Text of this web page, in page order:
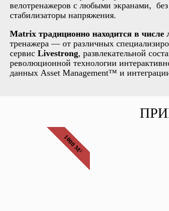
велотренажеров с любыми экранами, без
стабилизаторы напряжения.
Matrix традиционно находится в
тренажера — от различных
сервис Livestrong, развлекательной
революционной технологии
данных Asset Management™ и
1000 М²